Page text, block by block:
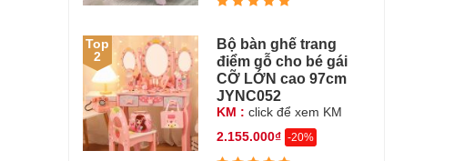
Top
2
Bộ bàn ghế trang
điểm gỗ cho bé gái
CỠ LỚN cao 97cm
JYNC052
KM : click để xem KM
2.155.000₫ -20%